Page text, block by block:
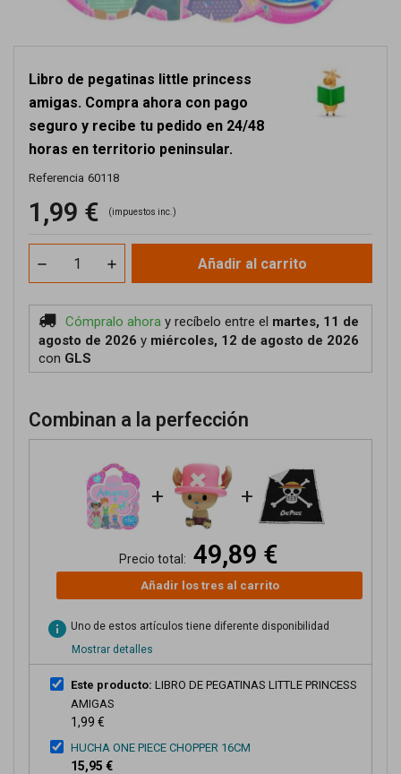
Libro de pegatinas little princess
amigas. Compra ahora con pago
seguro y recibe tu pedido en 24/48
horas en territorio peninsular.
Referencia 60118
1,99 € (impuestos inc.)
Añadir al carrito
Cómpralo ahora y recíbelo entre el martes, 11 de
agosto de 2026 y miércoles, 12 de agosto de 2026
con GLS
Combinan a la perfección
+ +
Precio total: 49,89 €
Añadir los tres al carrito
info Uno de estos artículos tiene diferente disponibilidad
Mostrar detalles
Este producto: LIBRO DE PEGATINAS LITTLE PRINCESS
AMIGAS
1,99 €
HUCHA ONE PIECE CHOPPER 16CM
15,95 €